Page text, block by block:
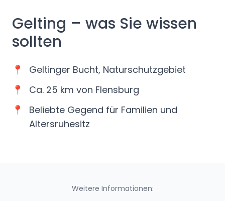
Gelting – was Sie wissen
sollten
📍
Geltinger Bucht, Naturschutzgebiet
📍
Ca. 25 km von Flensburg
📍
Beliebte Gegend für Familien und
Altersruhesitz
Weitere Informationen: